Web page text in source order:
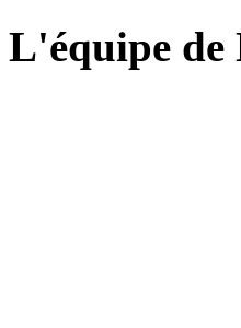
L'équipe de